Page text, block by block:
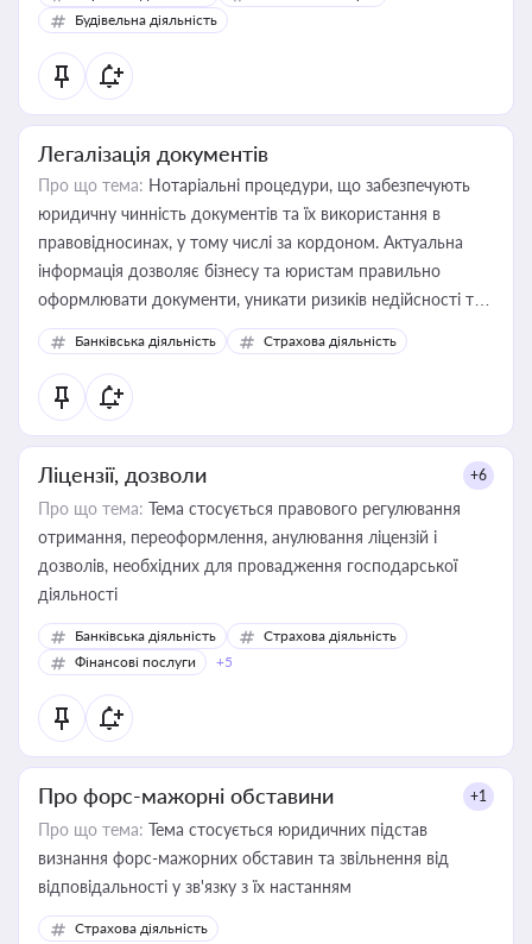
бухгалтера під час оподаткування, приватизації, оренди
державного майна, корпоративних угод і перевірки
статусу суб'єктів оціночної діяльності
Будівельна діяльність
Легалізація документів
Про що тема: Нотаріальні процедури, що забезпечують
юридичну чинність документів та їх використання в
правовідносинах, у тому числі за кордоном. Актуальна
інформація дозволяє бізнесу та юристам правильно
оформлювати документи, уникати ризиків недійсності та
забезпечувати їх належне прийняття органами влади та
контрагентами
Банківська діяльність Страхова діяльність
Ліцензії, дозволи +6
Про що тема: Тема стосується правового регулювання
отримання, переоформлення, анулювання ліцензій і
дозволів, необхідних для провадження господарської
діяльності
Банківська діяльність
Страхова діяльність
Фінансові послуги
+5
Про форс-мажорні обставини +1
Про що тема: Тема стосується юридичних підстав
визнання форс-мажорних обставин та звільнення від
відповідальності у зв'язку з їх настанням
Страхова діяльність